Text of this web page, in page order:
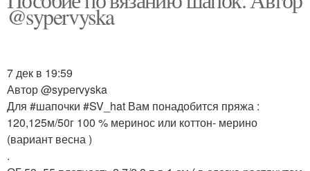
@sypervyska
7 дек в 19:59
Автор @sypervyska
Для #шапочки #SV_hat Вам понадобится пряжа :
120,125м/50г 100 % меринос или коттон- мерино
(вариант весна )
.